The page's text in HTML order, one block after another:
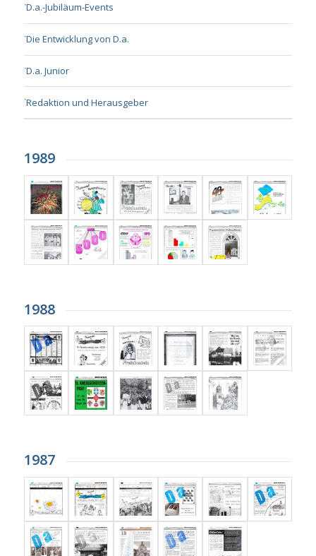
D.a.-Jubiläum-Events
Die Entwicklung von D.a.
D.a. Junior
Redaktion und Herausgeber
1989
1988
1987